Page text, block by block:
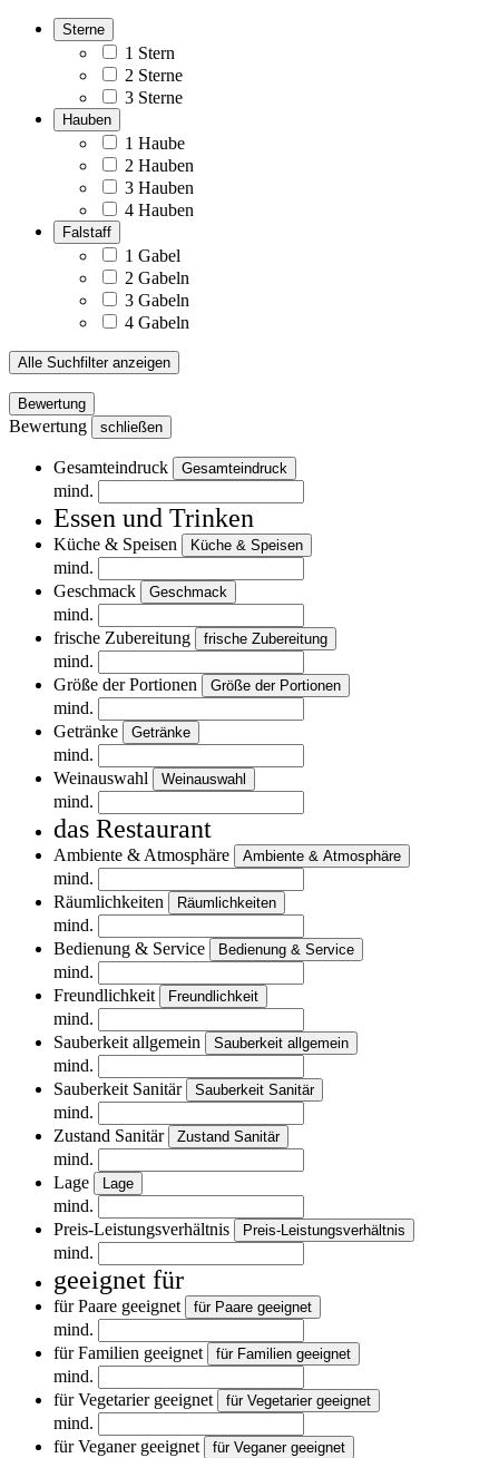
Sterne
1 Stern
2 Sterne
3 Sterne
Hauben
1 Haube
2 Hauben
3 Hauben
4 Hauben
Falstaff
1 Gabel
2 Gabeln
3 Gabeln
4 Gabeln
Alle Suchfilter anzeigen
Bewertung
Bewertung schließen
Gesamteindruck Gesamteindruck
mind.
Essen und Trinken
Küche & Speisen Küche & Speisen
mind.
Geschmack
Geschmack
mind.
frische Zubereitung
frische Zubereitung
mind.
Größe der Portionen
Größe der Portionen
mind.
Getränke
Getränke
mind.
Weinauswahl
Weinauswahl
mind.
das Restaurant
Ambiente & Atmosphäre Ambiente & Atmosphäre
mind.
Räumlichkeiten
Räumlichkeiten
mind.
Bedienung & Service
Bedienung & Service
mind.
Freundlichkeit
Freundlichkeit
mind.
Sauberkeit allgemein
Sauberkeit allgemein
mind.
Sauberkeit Sanitär
Sauberkeit Sanitär
mind.
Zustand Sanitär
Zustand Sanitär
mind.
Lage
Lage
mind.
Preis-Leistungsverhältnis
Preis-Leistungsverhältnis
mind.
geeignet für
für Paare geeignet für Paare geeignet
mind.
für Familien geeignet
für Familien geeignet
mind.
für Vegetarier geeignet
für Vegetarier geeignet
mind.
für Veganer geeignet
für Veganer geeignet